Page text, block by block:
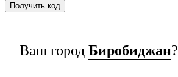
Ваш город Биробиджан?